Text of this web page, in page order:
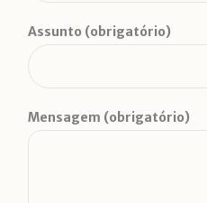
Assunto (obrigatório)
Mensagem (obrigatório)